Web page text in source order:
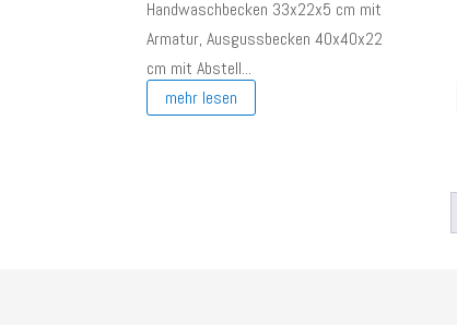
Handwaschbecken 33x22x5 cm mit
Armatur, Ausgussbecken 40x40x22
cm mit Abstell...
mehr lesen